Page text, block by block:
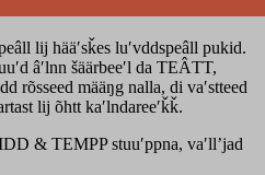
lij hääʹsǩes luʹvddspeâll pukid.
âʹlnn šäärbeeʹl da TEÂTT,
rõsseed määŋg nalla, di vaʹstteed
lij õhtt kaʹlndareeʹǩǩ.
& TEMPP stuuʹppna, vaʹllʼjad